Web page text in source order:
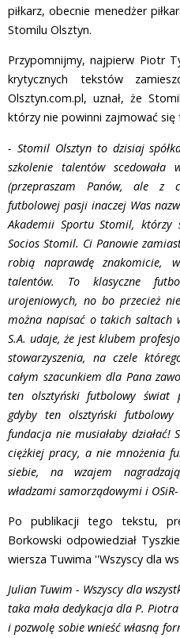
piłkarz, obecnie menedżer
Stomilu Olsztyn.
Przypomnijmy, najpierw Piotr
krytycznych tekstów
Olsztyn.com.pl, uznał, że
którzy nie powinni zajmować się
- Stomil Olsztyn to dzisiaj
szkolenie talentów
(przepraszam Panów, ale z
futbolowej pasji inaczej Was
Akademii Sportu Stomil,
Socios Stomil. Ci Panowie
robią naprawdę znakomicie,
talentów. To klasyczne
urojeniowych, no bo przecież
można napisać o takich saltach
S.A. udaje, że jest klubem
stowarzyszenia, na czele
całym szacunkiem dla Pana
ten olsztyński futbolowy świat
gdyby ten olsztyński
fundacja nie musiałaby
ciężkiej pracy, a nie mnożenia
siebie, na wzajem
władzami samorządowymi i
Po publikacji tego tekstu,
Borkowski odpowiedział
wiersza Tuwima ''Wszyscy dla
Julian Tuwim - Wszyscy dla
taka mała dedykacja dla P. Piotra
i pozwolę sobie wnieść własną